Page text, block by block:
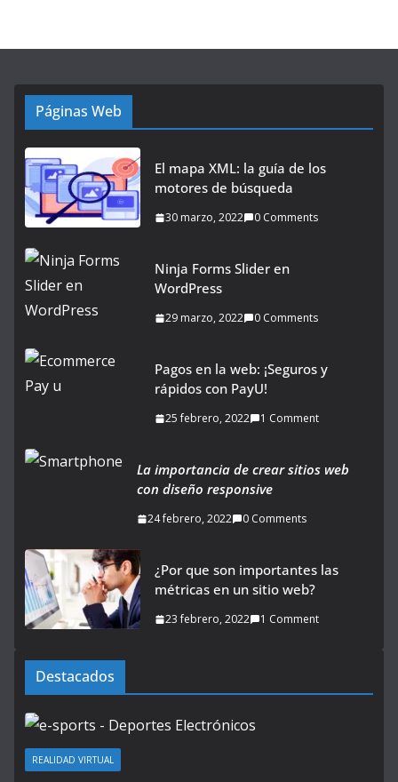
Páginas Web
El mapa XML: la guía de los
motores de búsqueda
30 marzo, 2022 0 Comments
Ninja Forms Slider en
WordPress
29 marzo, 2022 0 Comments
Pagos en la web: ¡Seguros y
rápidos con PayU!
25 febrero, 2022 1 Comment
La importancia de crear sitios web
con diseño responsive
24 febrero, 2022 0 Comments
¿Por que son importantes las
métricas en un sitio web?
23 febrero, 2022 1 Comment
Destacados
REALIDAD VIRTUAL